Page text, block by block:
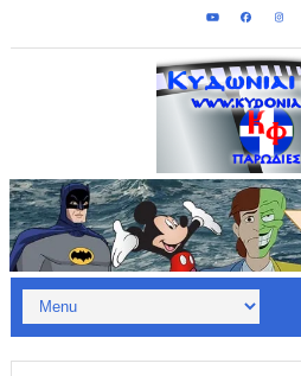
Κυδωνίαι Φιλμ -